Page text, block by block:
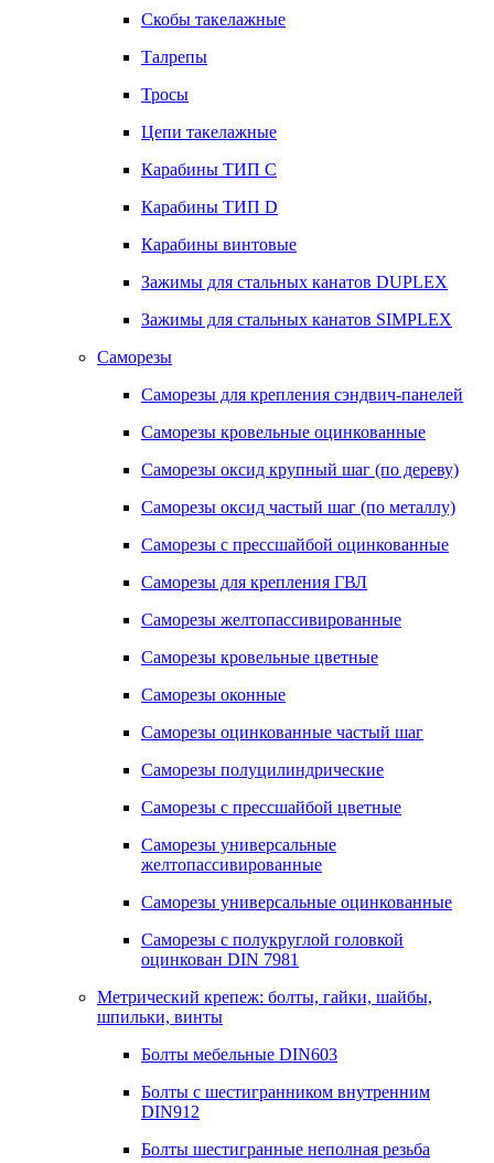
Скобы такелажные
Талрепы
Тросы
Цепи такелажные
Карабины ТИП C
Карабины ТИП D
Карабины винтовые
Зажимы для стальных канатов DUPLEX
Зажимы для стальных канатов SIMPLEX
Саморезы
Саморезы для крепления сэндвич-панелей
Саморезы кровельные оцинкованные
Саморезы оксид крупный шаг (по дереву)
Саморезы оксид частый шаг (по металлу)
Саморезы с прессшайбой оцинкованные
Саморезы для крепления ГВЛ
Саморезы желтопассивированные
Саморезы кровельные цветные
Саморезы оконные
Саморезы оцинкованные частый шаг
Саморезы полуцилиндрические
Саморезы с прессшайбой цветные
Саморезы универсальные
желтопассивированные
Саморезы универсальные оцинкованные
Саморезы с полукруглой головкой
оцинкован DIN 7981
Метрический крепеж: болты, гайки, шайбы,
шпильки, винты
Болты мебельные DIN603
Болты с шестигранником внутренним
DIN912
Болты шестигранные неполная резьба